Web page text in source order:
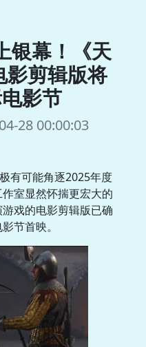
银幕！《天
影剪辑版将
影节
28 00:00:03
有可能角逐2025年度
室显然怀揣更宏大的
戏的电影剪辑版已确
节首映。